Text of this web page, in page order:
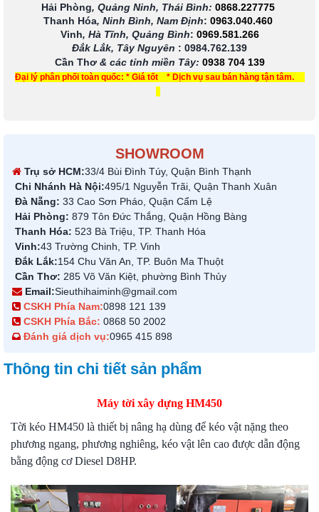
Hải Phòng, Quảng Ninh, Thái Bình: 0868.227775
Thanh Hóa, Ninh Bình, Nam Định: 0963.040.460
Vinh, Hà Tĩnh, Quảng Bình: 0969.581.266
Đắk Lắk, Tây Nguyên : 0984.762.139
Cần Thơ & các tỉnh miền Tây: 0938 704 139
Đại lý phân phối toàn quốc: * Giá tốt * Dịch vụ sau bán hàng tận tâm.
SHOWROOM
Trụ sở HCM:33/4 Bùi Đình Túy, Quận Bình Thạnh
Chi Nhánh Hà Nội:495/1 Nguyễn Trãi, Quận Thanh Xuân
Đà Nẵng: 33 Cao Sơn Pháo, Quận Cẩm Lệ
Hải Phòng: 879 Tôn Đức Thắng, Quận Hồng Bàng
Thanh Hóa: 523 Bà Triệu, TP. Thanh Hóa
Vinh:43 Trường Chinh, TP. Vinh
Đắk Lắk:154 Chu Văn An, TP. Buôn Ma Thuột
Cần Thơ: 285 Võ Văn Kiệt, phường Bình Thủy
Email:Sieuthihaiminh@gmail.com
CSKH Phía Nam:0898 121 139
CSKH Phía Bắc: 0868 50 2002
Đánh giá dịch vụ:0965 415 898
Thông tin chi tiết sản phẩm
Máy tời xây dựng HM450
Tời kéo HM450 là thiết bị nâng hạ dùng để kéo vật nặng theo
phương ngang, phương nghiêng, kéo vật lên cao được dẫn động
bằng động cơ Diesel D8HP.